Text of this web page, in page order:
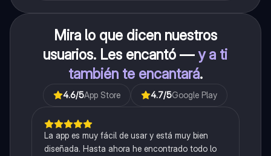
Mira lo que dicen nuestros
usuarios. Les encantó —y a ti
también te encantará.
4.6/5App Store 4.7/5Google Play
La app es muy fácil de usar y está muy bien
diseñada. Hasta ahora he encontrado todo lo